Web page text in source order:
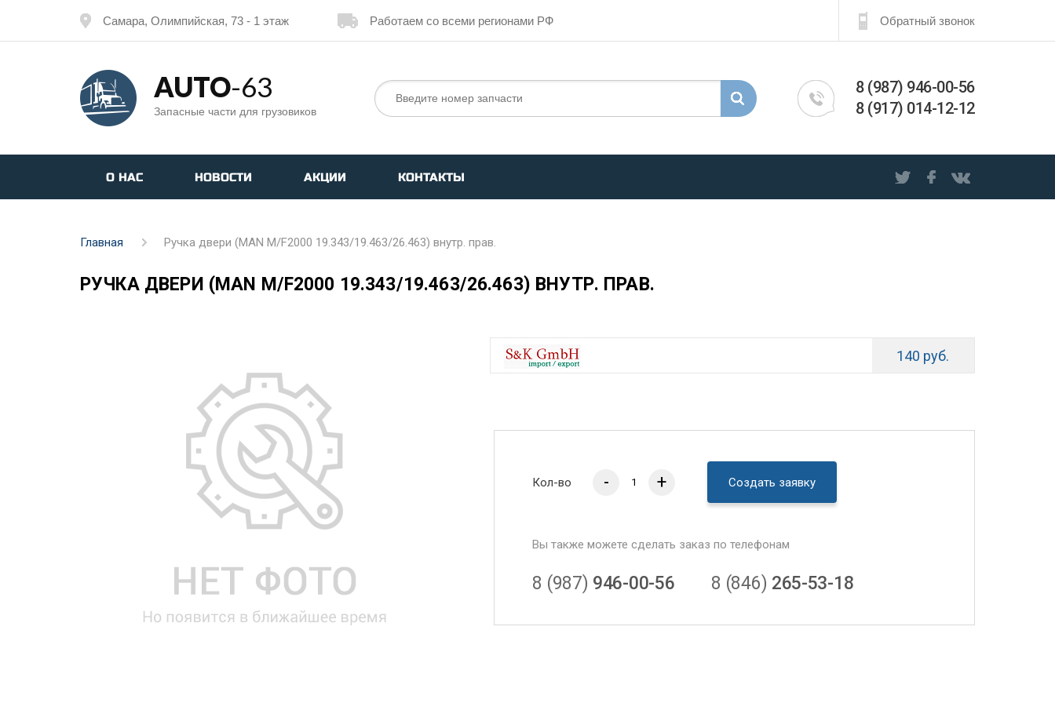
Самара, Олимпийская, 73 - 1 этаж Работаем со всеми регионами РФ Обратный звонок
AUTO-63
Запасные части для грузовиков
8 (987) 946-00-56
8 (917) 014-12-12
О НАС НОВОСТИ АКЦИИ КОНТАКТЫ
Главная Ручка двери (MAN M/F2000 19.343/19.463/26.463) внутр. прав.
РУЧКА ДВЕРИ (MAN M/F2000 19.343/19.463/26.463) ВНУТР. ПРАВ.
140 руб.
Кол-во - + Создать заявку
Вы также можете сделать заказ по телефонам
8 (987) 946-00-56 8 (846) 265-53-18